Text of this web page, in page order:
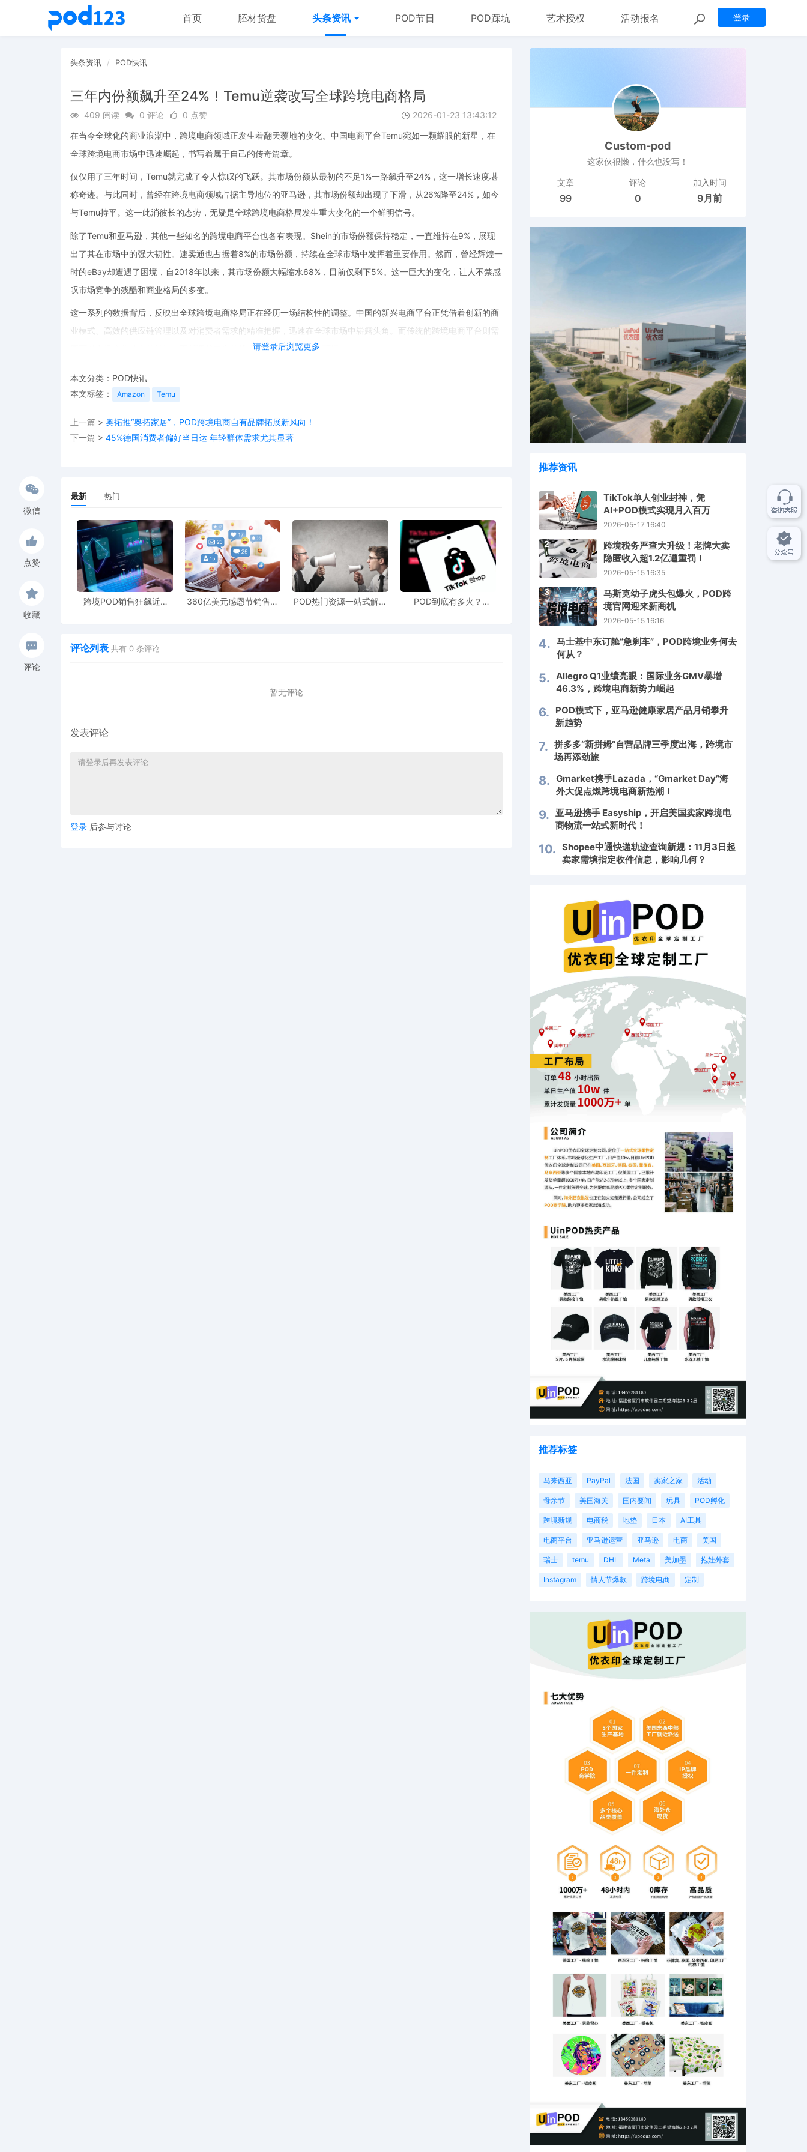
登录
首页 胚材货盘 头条资讯 POD节日 POD踩坑 艺术授权 活动报名
头条资讯 POD快讯
三年内份额飙升至24%！Temu逆袭改写全球跨境电商格局
409 阅读 0 评论 0 点赞 2026-01-23 13:43:12
请登录后浏览更多
在当今全球化的商业浪潮中，跨境电商领域正发生着翻天覆地的变化。中国电商平台Temu宛如一颗耀眼的新星，在
全球跨境电商市场中迅速崛起，书写着属于自己的传奇篇章。
仅仅用了三年时间，Temu就完成了令人惊叹的飞跃。其市场份额从最初的不足1%一路飙升至24%，这一增长速度堪
称奇迹。与此同时，曾经在跨境电商领域占据主导地位的亚马逊，其市场份额却出现了下滑，从26%降至24%，如今
与Temu持平。这一此消彼长的态势，无疑是全球跨境电商格局发生重大变化的一个鲜明信号。
除了Temu和亚马逊，其他一些知名的跨境电商平台也各有表现。Shein的市场份额保持稳定，一直维持在9%，展现
出了其在市场中的强大韧性。速卖通也占据着8%的市场份额，持续在全球市场中发挥着重要作用。然而，曾经辉煌一
时的eBay却遭遇了困境，自2018年以来，其市场份额大幅缩水68%，目前仅剩下5%。这一巨大的变化，让人不禁感
叹市场竞争的残酷和商业格局的多变。
这一系列的数据背后，反映出全球跨境电商格局正在经历一场结构性的调整。中国的新兴电商平台正凭借着创新的商
业模式、高效的供应链管理以及对消费者需求的精准把握，迅速在全球市场中崭露头角。而传统的跨境电商平台则需
要面对市场变化带来的挑战，不断调整自身的战略，以适应新的竞争环境。
对于消费者来说，跨境电商格局的变化意味着他们将有更多的选择和更好的购物体验。在这场激烈的市场竞争中，各
个平台都在努力提升自身的服务质量和商品品质，以吸引更多的消费者。而对于整个行业来说，这是一个充满机遇和
微信
点赞
收藏
评论
本文分类： POD快讯
本文标签：
Amazon Temu
上一篇 > 奥拓推“奥拓家居”，POD跨境电商自有品牌拓展新风向！
下一篇 > 45%德国消费者偏好当日达 年轻群体需求尤其显著
最新 热门
跨境POD销售狂飙近5
360亿美元感恩节销售额
POD热门资源一站式解决
POD到底有多火？
评论列表 共有 0 条评论
暂无评论
发表评论
登录 后参与讨论
Custom-pod
这家伙很懒，什么也没写！
文章
99
评论
0
加入时间
9月前
推荐资讯
1
TikTok单人创业封神，凭
AI+POD模式实现月入百万
2026-05-17 16:40
2
跨境税务严查大升级！老牌大卖
隐匿收入超1.2亿遭重罚！
2026-05-15 16:35
3
马斯克幼子虎头包爆火，POD跨
境官网迎来新商机
2026-05-15 16:16
4. 马士基中东订舱“急刹车”，POD跨境业务何去
何从？
5. Allegro Q1业绩亮眼：国际业务GMV暴增
46.3%，跨境电商新势力崛起
6.
POD模式下，亚马逊健康家居产品月销攀升
新趋势
7. 拼多多“新拼姆”自营品牌三季度出海，跨境市
场再添劲旅
8. Gmarket携手Lazada，“Gmarket Day”海
外大促点燃跨境电商新热潮！
9. 亚马逊携手 Easyship，开启美国卖家跨境电
商物流一站式新时代！
10. Shopee中通快递轨迹查询新规：11月3日起
卖家需填指定收件信息，影响几何？
推荐标签
马来西亚 PayPal 法国 卖家之家 活动
母亲节 美国海关 国内要闻 玩具 POD孵化
跨境新规 电商税 地垫 日本 AI工具
电商平台 亚马逊运营 亚马逊 电商 美国
瑞士 temu DHL Meta 美加墨 抱娃外套
Instagram 情人节爆款 跨境电商 定制